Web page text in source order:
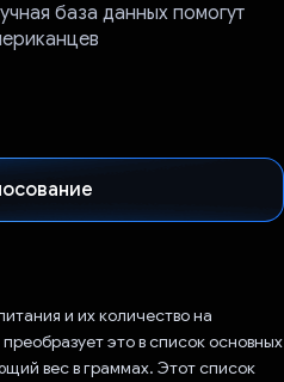
база данных помогут
и их количество на
это в список основных
вес в граммах. Этот список